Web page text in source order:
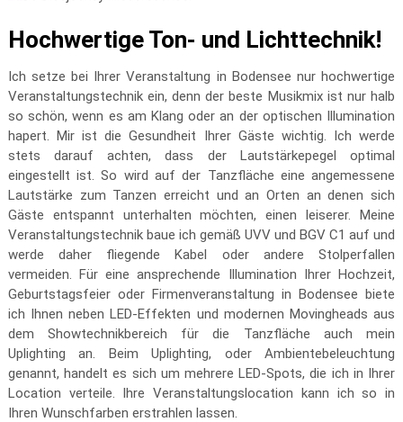
Hochwertige Ton- und Lichttechnik!
Ich setze bei Ihrer Veranstaltung in Bodensee nur hochwertige
Veranstaltungstechnik ein, denn der beste Musikmix ist nur halb
so schön, wenn es am Klang oder an der optischen Illumination
hapert. Mir ist die Gesundheit Ihrer Gäste wichtig. Ich werde
stets darauf achten, dass der Lautstärkepegel optimal
eingestellt ist. So wird auf der Tanzfläche eine angemessene
Lautstärke zum Tanzen erreicht und an Orten an denen sich
Gäste entspannt unterhalten möchten, einen leiserer. Meine
Veranstaltungstechnik baue ich gemäß UVV und BGV C1 auf und
werde daher fliegende Kabel oder andere Stolperfallen
vermeiden. Für eine ansprechende Illumination Ihrer Hochzeit,
Geburtstagsfeier oder Firmenveranstaltung in Bodensee biete
ich Ihnen neben LED-Effekten und modernen Movingheads aus
dem Showtechnikbereich für die Tanzfläche auch mein
Uplighting an. Beim Uplighting, oder Ambientebeleuchtung
genannt, handelt es sich um mehrere LED-Spots, die ich in Ihrer
Location verteile. Ihre Veranstaltungslocation kann ich so in
Ihren Wunschfarben erstrahlen lassen.